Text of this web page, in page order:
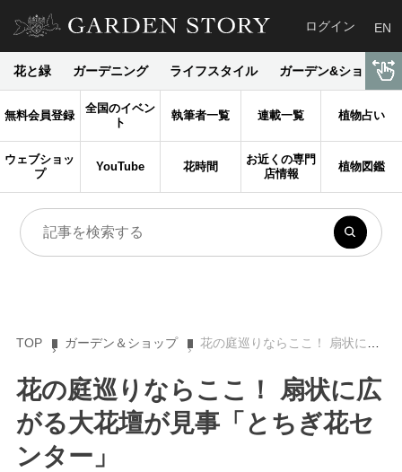
ログイン EN
花と緑 ガーデニング ライフスタイル ガーデン&ショップ
無料会員登録
全国のイベン
ト
執筆者一覧 連載一覧 植物占い
ウェブショッ
プ
YouTube 花時間
お近くの専門
店情報
植物図鑑
TOP ガーデン＆ショップ 花の庭巡りならここ！ 扇状に広がる大花壇が見事「とちぎ花センター」
花の庭巡りならここ！ 扇状に広
がる大花壇が見事「とちぎ花セ
ンター」